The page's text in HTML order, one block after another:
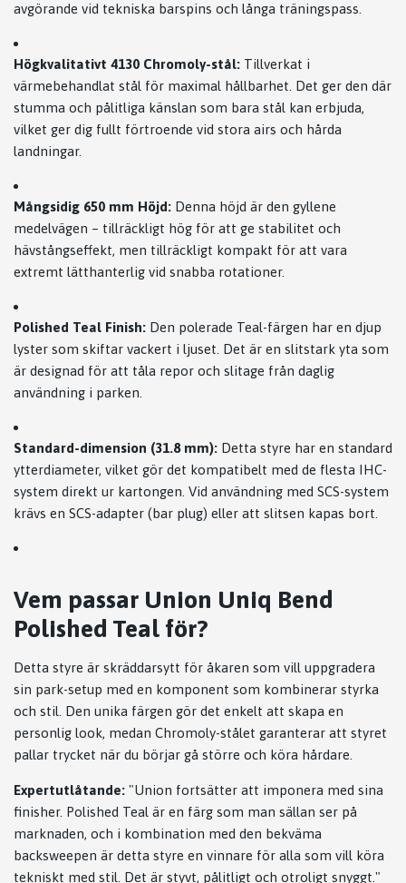
avgörande vid tekniska barspins och långa träningspass.
Högkvalitativt 4130 Chromoly-stål: Tillverkat i
värmebehandlat stål för maximal hållbarhet. Det ger den där
stumma och pålitliga känslan som bara stål kan erbjuda,
vilket ger dig fullt förtroende vid stora airs och hårda
landningar.
Mångsidig 650 mm Höjd: Denna höjd är den gyllene
medelvägen – tillräckligt hög för att ge stabilitet och
hävstångseffekt, men tillräckligt kompakt för att vara
extremt lätthanterlig vid snabba rotationer.
Polished Teal Finish: Den polerade Teal-färgen har en djup
lyster som skiftar vackert i ljuset. Det är en slitstark yta som
är designad för att tåla repor och slitage från daglig
användning i parken.
Standard-dimension (31.8 mm): Detta styre har en standard
ytterdiameter, vilket gör det kompatibelt med de flesta IHC-
system direkt ur kartongen. Vid användning med SCS-system
krävs en SCS-adapter (bar plug) eller att slitsen kapas bort.
Vem passar Union Uniq Bend
Polished Teal för?
Detta styre är skräddarsytt för åkaren som vill uppgradera
sin park-setup med en komponent som kombinerar styrka
och stil. Den unika färgen gör det enkelt att skapa en
personlig look, medan Chromoly-stålet garanterar att styret
pallar trycket när du börjar gå större och köra hårdare.
Expertutlåtande: "Union fortsätter att imponera med sina
finisher. Polished Teal är en färg som man sällan ser på
marknaden, och i kombination med den bekväma
backsweepen är detta styre en vinnare för alla som vill köra
tekniskt med stil. Det är styvt, pålitligt och otroligt snyggt."